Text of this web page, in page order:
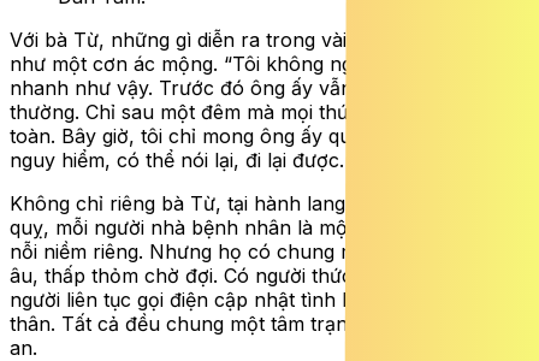
Với bà Từ, những gì diễn ra trong vài giờ hôm đó giống
như một cơn ác mộng. “Tôi không nghĩ đột quỵ lại đến
nhanh như vậy. Trước đó ông ấy vẫn sinh hoạt bình
thường. Chỉ sau một đêm mà mọi thứ thay đổi hoàn
toàn. Bây giờ, tôi chỉ mong ông ấy qua được giai đoạn
nguy hiểm, có thể nói lại, đi lại được… thế là mừng rồi”.
Không chỉ riêng bà Từ, tại hành lang khu vực Khoa Đột
quỵ, mỗi người nhà bệnh nhân là một câu chuyện, một
nỗi niềm riêng. Nhưng họ có chung một ánh mắt đầy lo
âu, thấp thỏm chờ đợi. Có người thức trắng đêm, có
người liên tục gọi điện cập nhật tình hình cho người
thân. Tất cả đều chung một tâm trạng: hồi hộp và bất
an.